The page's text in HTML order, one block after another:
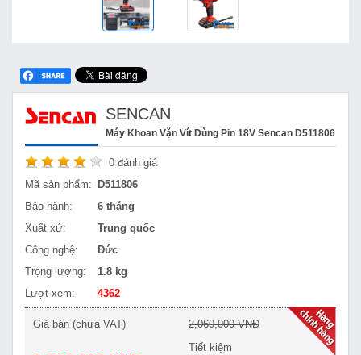
SENCAN
Máy Khoan Vặn Vít Dùng Pin 18V Sencan D511806
0 đánh giá
Mã sản phẩm:
D511806
Bảo hành:
6 tháng
Xuất xứ:
Trung quốc
Công nghệ:
Đức
Trọng lượng:
1.8 kg
Lượt xem:
4362
Giá bán (chưa VAT)
2,060,000 VNĐ
Tiết kiệm